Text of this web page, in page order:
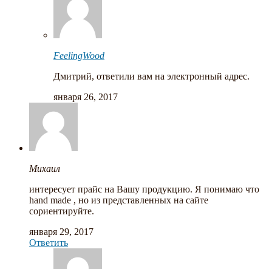
FeelingWood
Дмитрий, ответили вам на электронный адрес.
января 26, 2017
Михаил
интересует прайс на Вашу продукцию. Я понимаю что
hand made , но из представленных на сайте
сориентируйте.
января 29, 2017
Ответить